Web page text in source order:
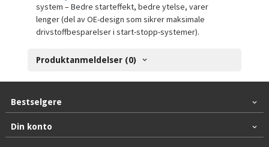
system – Bedre starteffekt, bedre ytelse, varer
lenger (del av OE-design som sikrer maksimale
drivstoffbesparelser i start-stopp-systemer).
Produktanmeldelser (0)
Bestselgere
Din konto